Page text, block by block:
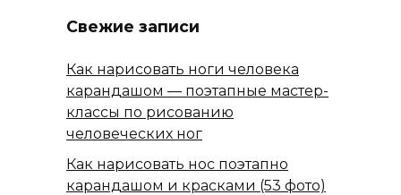
Свежие записи
Как нарисовать ноги человека
карандашом — поэтапные мастер-
классы по рисованию
человеческих ног
Как нарисовать нос поэтапно
карандашом и красками (53 фото)